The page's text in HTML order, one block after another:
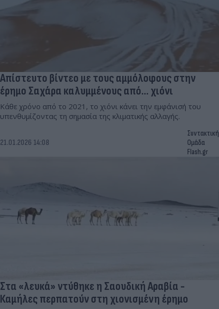
Απίστευτο βίντεο με τους αμμόλοφους στην
έρημο Σαχάρα καλυμμένους από... χιόνι
Κάθε χρόνο από το 2021, το χιόνι κάνει την εμφάνισή του
υπενθυμίζοντας τη σημασία της κλιματικής αλλαγής.
21.01.2026 14:08
Συντακτική
Ομάδα
Flash.gr
Στα «λευκά» ντύθηκε η Σαουδική Αραβία -
Καμήλες περπατούν στη χιονισμένη έρημο